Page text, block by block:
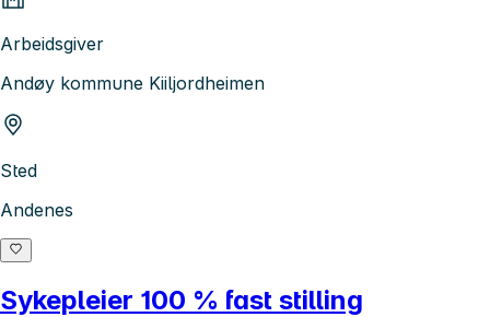
Arbeidsgiver
Andøy kommune Kiiljordheimen
Sted
Andenes
Sykepleier 100 % fast stilling